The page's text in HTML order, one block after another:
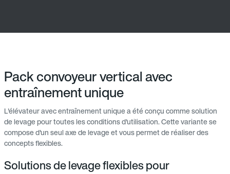
Pack convoyeur vertical avec
entraînement unique
L'élévateur avec entraînement unique a été conçu comme solution
de levage pour toutes les conditions d'utilisation. Cette variante se
compose d'un seul axe de levage et vous permet de réaliser des
concepts flexibles.
Solutions de levage flexibles pour